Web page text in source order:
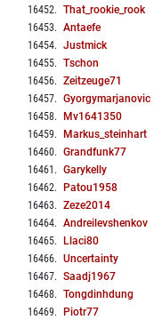
16452. That_rookie_rook
16453. Antaefe
16454. Justmick
16455. Tschon
16456. Zeitzeuge71
16457. Gyorgymarjanovic
16458. Mv1641350
16459. Markus_steinhart
16460. Grandfunk77
16461 . Garykelly
16462. Patou1958
16463. Zeze2014
16464. Andreilevshenkov
16465. Llaci80
16466. Uncertainty
16467. Saadj1967
16468. Tongdinhdung
16469. Piotr77